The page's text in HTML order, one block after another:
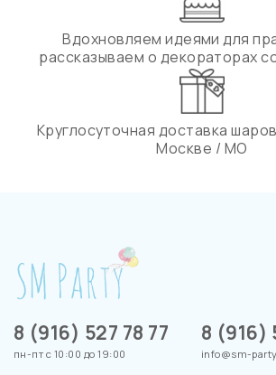
Вдохновляем идеями для
рассказываем о декораторах
Круглосуточная доставка
Москве / МО
8 (916) 527 78 77
пн-пт с 10:00 до 19:00
8 (916)
info@sm-